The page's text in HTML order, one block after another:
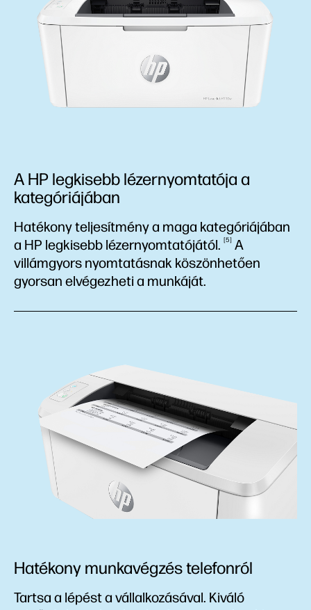
A HP legkisebb lézernyomtatója a
kategóriájában
Hatékony teljesítmény a maga kategóriájában
a HP legkisebb lézernyomtatójától. 5
A
villámgyors nyomtatásnak köszönhetően
gyorsan elvégezheti a munkáját.
Hatékony munkavégzés telefonról
Tartsa a lépést a vállalkozásával. Kiváló